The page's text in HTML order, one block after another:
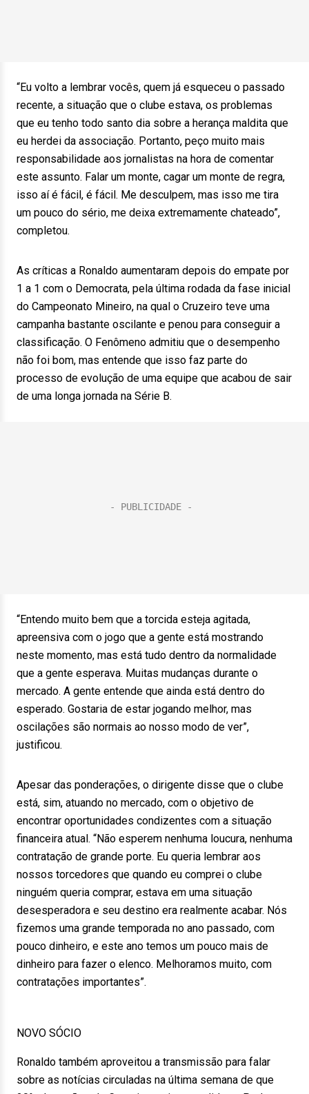
“Eu volto a lembrar vocês, quem já esqueceu o passado
recente, a situação que o clube estava, os problemas
que eu tenho todo santo dia sobre a herança maldita que
eu herdei da associação. Portanto, peço muito mais
responsabilidade aos jornalistas na hora de comentar
este assunto. Falar um monte, cagar um monte de regra,
isso aí é fácil, é fácil. Me desculpem, mas isso me tira
um pouco do sério, me deixa extremamente chateado”,
completou.
As críticas a Ronaldo aumentaram depois do empate por
1 a 1 com o Democrata, pela última rodada da fase inicial
do Campeonato Mineiro, na qual o Cruzeiro teve uma
campanha bastante oscilante e penou para conseguir a
classificação. O Fenômeno admitiu que o desempenho
não foi bom, mas entende que isso faz parte do
processo de evolução de uma equipe que acabou de sair
de uma longa jornada na Série B.
“Entendo muito bem que a torcida esteja agitada,
apreensiva com o jogo que a gente está mostrando
neste momento, mas está tudo dentro da normalidade
que a gente esperava. Muitas mudanças durante o
mercado. A gente entende que ainda está dentro do
esperado. Gostaria de estar jogando melhor, mas
oscilações são normais ao nosso modo de ver”,
justificou.
Apesar das ponderações, o dirigente disse que o clube
está, sim, atuando no mercado, com o objetivo de
encontrar oportunidades condizentes com a situação
financeira atual. “Não esperem nenhuma loucura, nenhuma
contratação de grande porte. Eu queria lembrar aos
nossos torcedores que quando eu comprei o clube
ninguém queria comprar, estava em uma situação
desesperadora e seu destino era realmente acabar. Nós
fizemos uma grande temporada no ano passado, com
pouco dinheiro, e este ano temos um pouco mais de
dinheiro para fazer o elenco. Melhoramos muito, com
contratações importantes”.
NOVO SÓCIO
Ronaldo também aproveitou a transmissão para falar
sobre as notícias circuladas na última semana de que